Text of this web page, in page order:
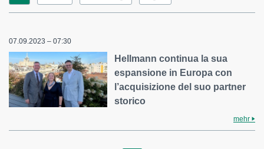
07.09.2023 – 07:30
Hellmann continua la sua
espansione in Europa con
l’acquisizione del suo partner
storico
mehr